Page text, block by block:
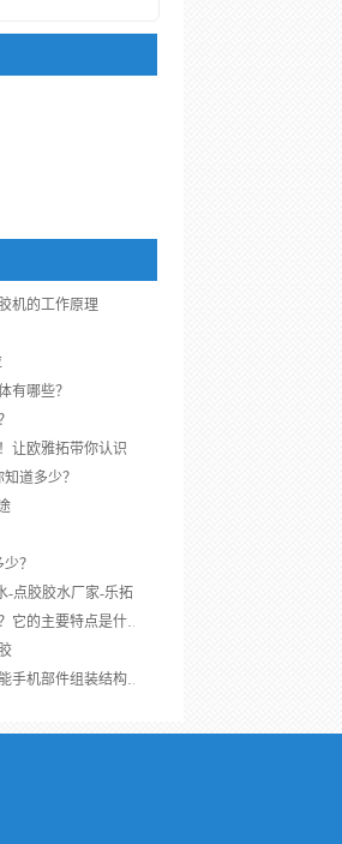
机的工作原理
有哪些？
让欧雅拓带你认识
道多少？
？
-点胶胶水厂家-乐拓
什么是PUR热熔胶？它的主要特点是什么？
湿固化热熔胶，智能手机部件组装结构粘黏剂